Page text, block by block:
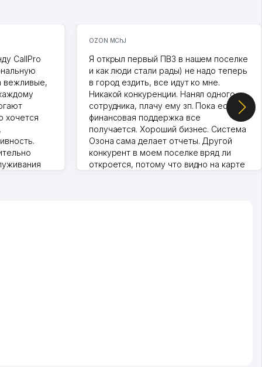
CallPro
вежливые,
хочется
OZON MChJ
Я открыл первый ПВЗ в нашем поселке
и как люди стали рады) не надо теперь
в город ездить, все идут ко мне.
Никакой конкуренции. Нанял одного
сотрудника, плачу ему зп. Пока есть
финансовая поддержка все
получается. Хороший бизнес. Система
Озона сама делает отчеты. Другой
конкурент в моем поселке вряд ли
откроется, потому что видно на карте